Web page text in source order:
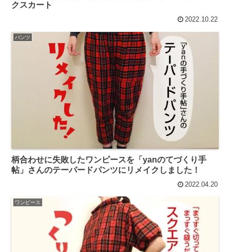
クスカート
2022.10.22
パンツ
柄合わせに失敗したワンピースを「yanのてづくり手
帖」さんのテーパードパンツにリメイクしました！
2022.04.20
ワンピース